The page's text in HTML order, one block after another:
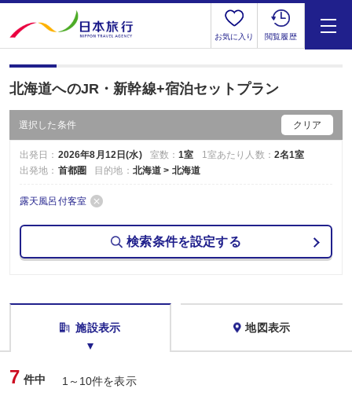
お気に入り 閲覧履歴
北海道へのJR・新幹線+宿泊セットプラン
選択した条件 クリア
出発日： 2026年8月12日(水) 室数：1室 1室あたり人数： 2名1室
出発地： 首都圏 目的地： 北海道 > 北海道
露天風呂付客室
検索条件を設定する
施設表示 地図表示
7 件中 1～10件を表示